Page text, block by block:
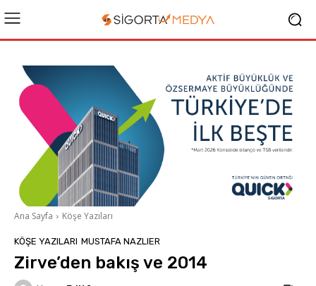
Ana Sayfa Köşe Yazıları
KÖŞE YAZILARI MUSTAFA NAZLIER
Zirve’den bakış ve 2014